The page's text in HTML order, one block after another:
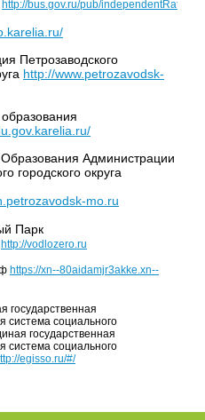
http://bus.gov.ru/pub/independentRating/list
Петрозаводского
http://www.petrozavodsk-
Администрации
городского округа
mo.ru
Парк
http://vodlozero.ru
https://xn--80aidamjr3akke.xn--
система социального
государственная
система социального
egisso.ru/#/